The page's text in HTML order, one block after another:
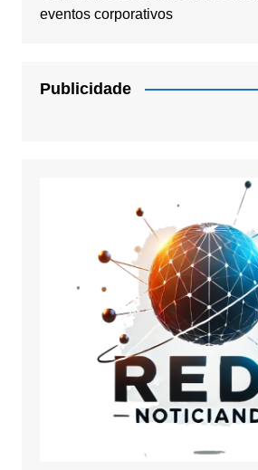
eventos corporativos
Publicidade